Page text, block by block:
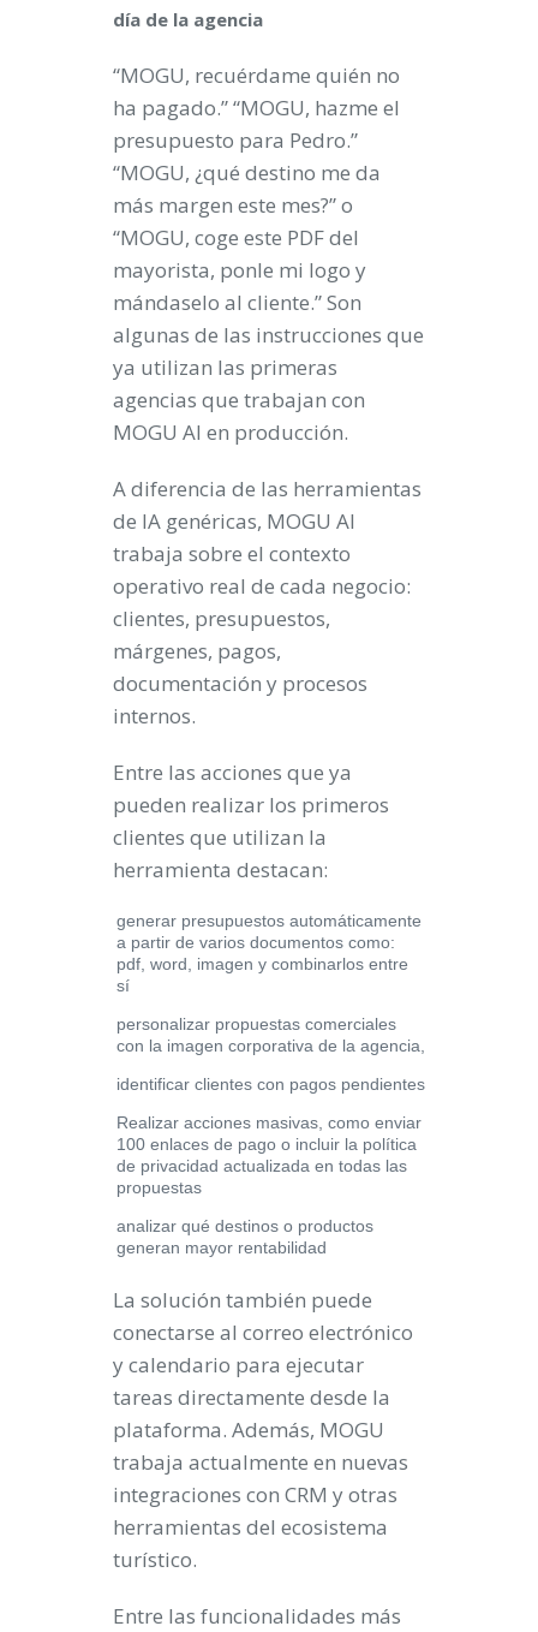
día de la agencia
“MOGU, recuérdame quién no
ha pagado.” “MOGU, hazme el
presupuesto para Pedro.”
“MOGU, ¿qué destino me da
más margen este mes?” o
“MOGU, coge este PDF del
mayorista, ponle mi logo y
mándaselo al cliente.” Son
algunas de las instrucciones que
ya utilizan las primeras
agencias que trabajan con
MOGU AI en producción.
A diferencia de las herramientas
de IA genéricas, MOGU AI
trabaja sobre el contexto
operativo real de cada negocio:
clientes, presupuestos,
márgenes, pagos,
documentación y procesos
internos.
Entre las acciones que ya
pueden realizar los primeros
clientes que utilizan la
herramienta destacan:
generar presupuestos automáticamente
a partir de varios documentos como:
pdf, word, imagen y combinarlos entre
sí
personalizar propuestas comerciales
con la imagen corporativa de la agencia,
identificar clientes con pagos pendientes
Realizar acciones masivas, como enviar
100 enlaces de pago o incluir la política
de privacidad actualizada en todas las
propuestas
analizar qué destinos o productos
generan mayor rentabilidad
La solución también puede
conectarse al correo electrónico
y calendario para ejecutar
tareas directamente desde la
plataforma. Además, MOGU
trabaja actualmente en nuevas
integraciones con CRM y otras
herramientas del ecosistema
turístico.
Entre las funcionalidades más